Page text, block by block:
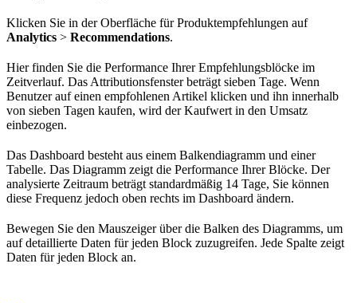
Klicken Sie in der Oberfläche für Produktempfehlungen auf
Analytics > Recommendations.
Hier finden Sie die Performance Ihrer Empfehlungsblöcke im
Zeitverlauf. Das Attributionsfenster beträgt sieben Tage. Wenn
Benutzer auf einen empfohlenen Artikel klicken und ihn innerhalb
von sieben Tagen kaufen, wird der Kaufwert in den Umsatz
einbezogen.
Das Dashboard besteht aus einem Balkendiagramm und einer
Tabelle. Das Diagramm zeigt die Performance Ihrer Blöcke. Der
analysierte Zeitraum beträgt standardmäßig 14 Tage, Sie können
diese Frequenz jedoch oben rechts im Dashboard ändern.
Bewegen Sie den Mauszeiger über die Balken des Diagramms, um
auf detaillierte Daten für jeden Block zuzugreifen. Jede Spalte zeigt
Daten für jeden Block an.